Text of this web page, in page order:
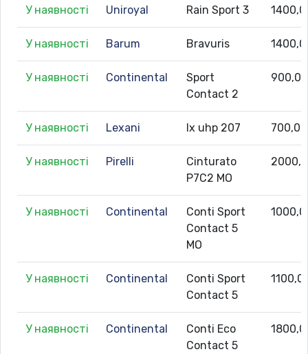
У наявності Uniroyal Rain Sport 3
У наявності Barum Bravuris
У наявності Continental
Sport
Contact 2
У наявності Lexani lx uhp 207
У наявності Pirelli
Cinturato
P7C2 MO
У наявності Continental
Conti Sport
Contact 5
MO
У наявності Continental
Conti Sport
Contact 5
У наявності Continental
Conti Eco
Contact 5